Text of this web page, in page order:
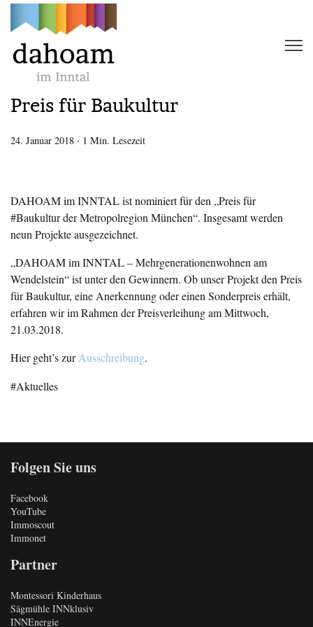
Preis für Baukultur
24. Januar 2018 · 1 Min. Lesezeit
DAHOAM im INNTAL ist nominiert für den „Preis für
#Baukultur der Metropolregion München“. Insgesamt werden
neun Projekte ausgezeichnet.
„DAHOAM im INNTAL – Mehrgenerationenwohnen am
Wendelstein“ ist unter den Gewinnern. Ob unser Projekt den Preis
für Baukultur, eine Anerkennung oder einen Sonderpreis erhält,
erfahren wir im Rahmen der Preisverleihung am Mittwoch,
21.03.2018.
Hier geht’s zurAusschreibung.
Aktuelles
Folgen Sie uns
Facebook
YouTube
Immoscout
Immonet
Partner
Montessori Kinderhaus
Sägmühle INNklusiv
INNEnergie